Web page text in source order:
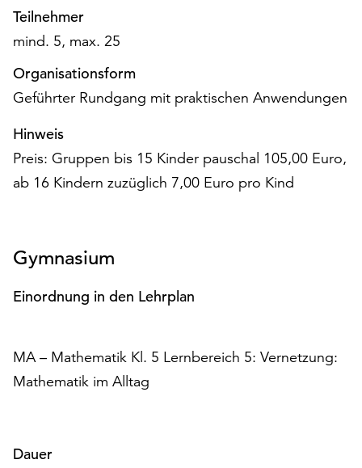
unserer
Datenschutzerklärung
oder
dem
Impressum
.
Teilnehmer
mind. 5, max. 25
Organisationsform
Geführter Rundgang mit praktischen Anwendungen
Hinweis
Preis: Gruppen bis 15 Kinder pauschal 105,00 Euro,
ab 16 Kindern zuzüglich 7,00 Euro pro Kind
Gymnasium
Einordnung in den Lehrplan
MA – Mathematik Kl. 5 Lernbereich 5: Vernetzung:
Mathematik im Alltag
Dauer